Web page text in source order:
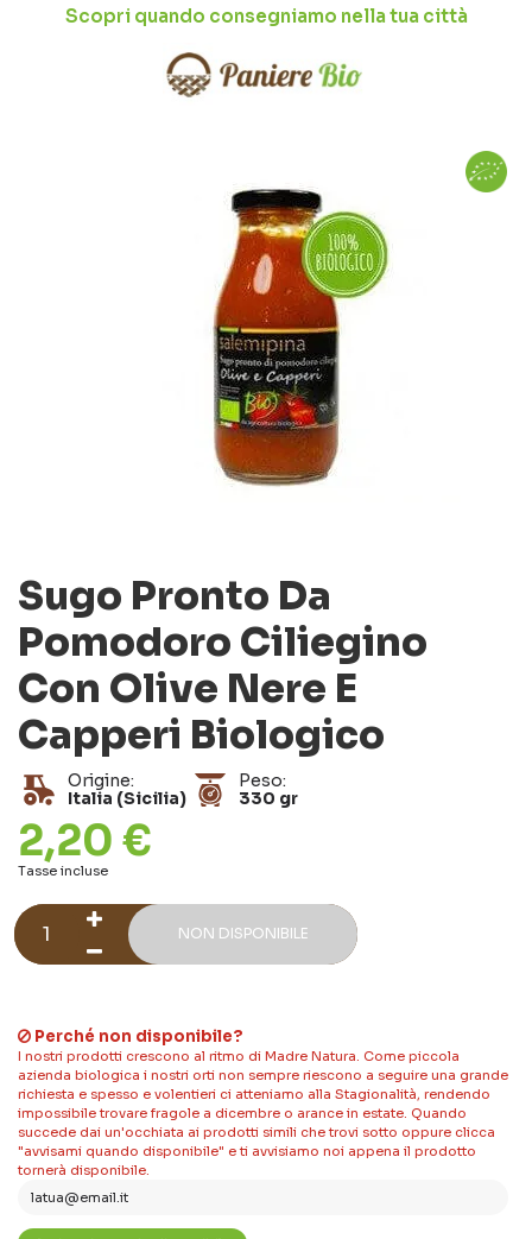
Scopri quando consegniamo nella tua città
Sugo Pronto Da
Pomodoro Ciliegino
Con Olive Nere E
Capperi Biologico
Origine:
Italia (Sicilia)
Peso:
330 gr
2,20 €
Tasse incluse
NON DISPONIBILE
Perché non disponibile?
I nostri prodotti crescono al ritmo di Madre Natura. Come piccola
azienda biologica i nostri orti non sempre riescono a seguire una grande
richiesta e spesso e volentieri ci atteniamo alla Stagionalità, rendendo
impossibile trovare fragole a dicembre o arance in estate. Quando
succede dai un'occhiata ai prodotti simili che trovi sotto oppure clicca
"avvisami quando disponibile" e ti avvisiamo noi appena il prodotto
tornerà disponibile.